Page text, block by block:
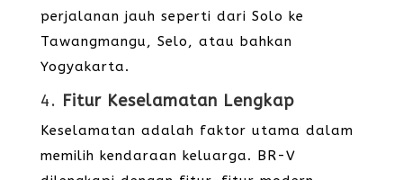
perjalanan jauh seperti dari Solo ke
Tawangmangu, Selo, atau bahkan
Yogyakarta.
4. Fitur Keselamatan Lengkap
Keselamatan adalah faktor utama dalam
memilih kendaraan keluarga. BR-V